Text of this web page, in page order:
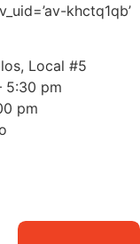
khctq1qb’
Local #5
5:30 pm
pm